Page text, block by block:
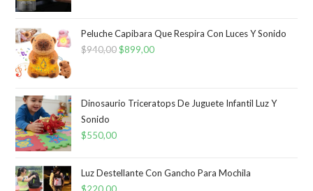
Peluche Capibara Que Respira Con Luces Y Sonido
$940,00El
era:
$899,00El
es:
Dinosaurio Triceratops De Juguete Infantil Luz Y
Sonido
$550,00
Luz Destellante Con Gancho Para Mochila